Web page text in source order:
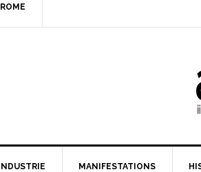
INDUSTRIE MANIFESTATIONS